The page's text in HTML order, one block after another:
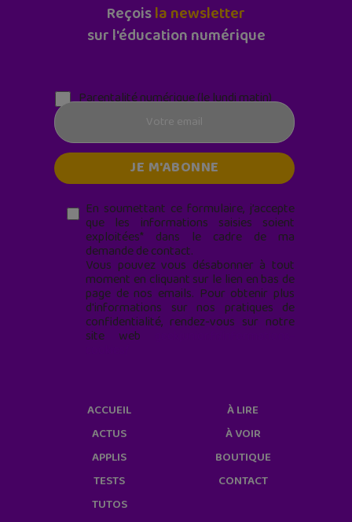
Reçoisla newsletter
sur l'éducation numérique
Parentalité numérique (le lundi matin)
En soumettant ce formulaire, j’accepte
que les informations saisies soient
exploitées* dans le cadre de ma
demande de contact.
Vous pouvez vous désabonner à tout
moment en cliquant sur le lien en bas de
page de nos emails. Pour obtenir plus
d'informations sur nos pratiques de
confidentialité, rendez-vous sur notre
site web
ACCUEIL
ACTUS
APPLIS
TESTS
TUTOS
À LIRE
À VOIR
BOUTIQUE
CONTACT